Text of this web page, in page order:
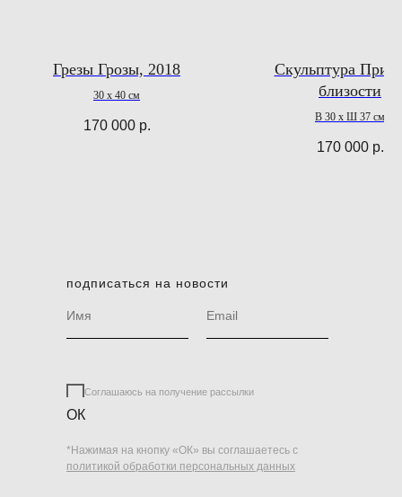
Грезы Грозы, 2018
30 x 40 см
170 000 р.
Скульптура
близости
В 30 х Ш 37 см
170 000 р.
подписаться на новости
Соглашаюсь на получение рассылки
ОК
*Нажимая на кнопку «ОК» вы соглашаетесь с
политикой обработки персональных данных